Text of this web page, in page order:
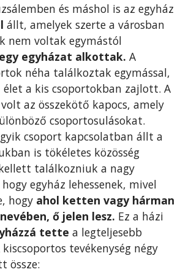
és máshol is az egyház
állt, amelyek szerte a városban
nem voltak egymástól
egyházat alkottak. A
néha találkoztak egymással,
élet a kis csoportokban zajlott. A
az összekötő ka­pocs, amely
csoportosulásokat.
csoport kapcsolatban állt a
is tökéletes közösség
találkozniuk a nagy
egyház lehessenek, mivel
hogy ahol ketten vagy hárman
ő jelen lesz. Ez a házi
tette a legteljesebb
tevékenység négy
össze: